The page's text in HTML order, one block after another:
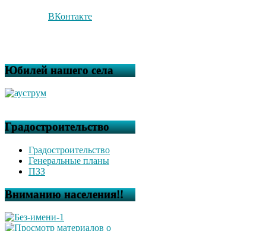
ВКонтакте
Юбилей нашего села
Градостроительство
Градостроительство
Генеральные планы
ПЗЗ
Вниманию населения!!